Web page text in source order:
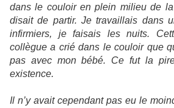
dans le couloir en plein milieu de
disait de partir. Je travaillais dans
infirmiers, je faisais les nuits.
collègue a crié dans le couloir que
pas avec mon bébé. Ce fut la
existence.
Il n’y avait cependant pas eu le